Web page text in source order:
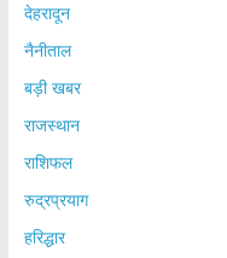
देहरादून
नैनीताल
बड़ी खबर
राजस्थान
राशिफल
रुद्रप्रयाग
हरिद्धार